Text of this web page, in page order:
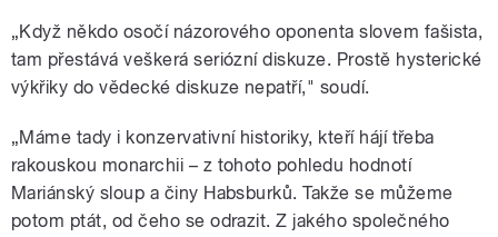
„Když někdo osočí názorového oponenta slovem fašista,
tam přestává veškerá seriózní diskuze. Prostě hysterické
výkřiky do vědecké diskuze nepatří," soudí.
„Máme tady i konzervativní historiky, kteří hájí třeba
rakouskou monarchii – z tohoto pohledu hodnotí
Mariánský sloup a činy Habsburků. Takže se můžeme
potom ptát, od čeho se odrazit. Z jakého společného